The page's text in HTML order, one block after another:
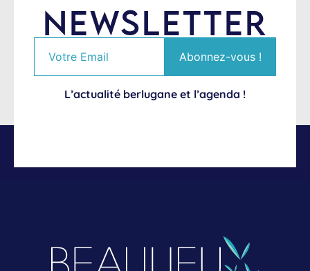
NEWSLETTER
L’actualité berlugane et l’agenda !